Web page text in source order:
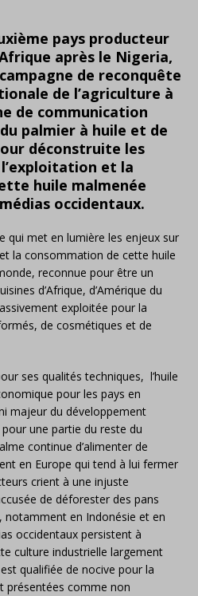
pays producteur
après le Nigeria,
de reconquête
de l’agriculture à
de communication
palmier à huile et de
déconstruite les
et la
huile malmenée
occidentaux.
qui met en lumière les enjeux sur
la consommation de cette huile
reconnue pour être un
d’Afrique, d’Amérique du
exploitée pour la
de cosmétiques et de
ses qualités techniques, l’huile
pour les pays en
majeur du développement
une partie du reste du
continue d’alimenter de
en Europe qui tend à lui fermer
crient à une injuste
de déforester des pans
en Indonésie et en
occidentaux persistent à
culture industrielle largement
qualifiée de nocive pour la
présentées comme non